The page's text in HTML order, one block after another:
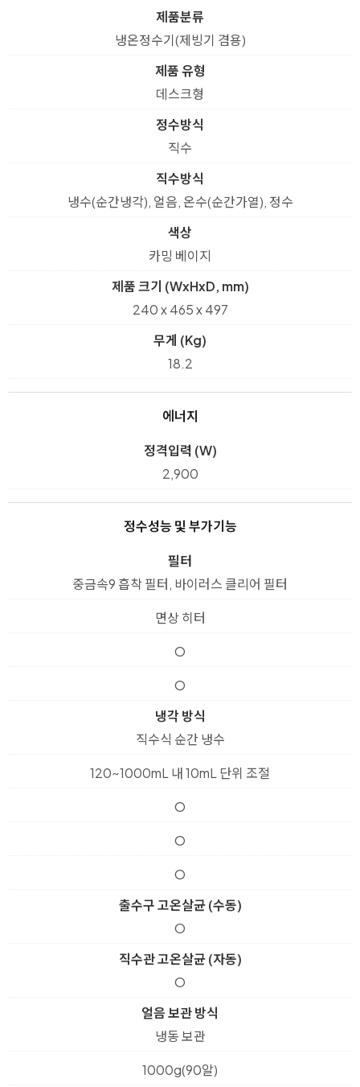
제품분류
냉온정수기(제빙기 겸용)
제품 유형
데스크형
정수방식
직수
직수방식
냉수(순간냉각), 얼음, 온수(순간가열), 정수
색상
카밍 베이지
제품 크기 (WxHxD, mm)
240 x 465 x 497
무게 (Kg)
18.2
에너지
정격입력 (W)
2,900
정수성능 및 부가기능
필터
중금속9 흡착 필터, 바이러스 클리어 필터
면상 히터
O
O
냉각 방식
직수식 순간 냉수
120~1000mL 내 10mL 단위 조절
O
O
O
출수구 고온살균 (수동)
O
직수관 고온살균 (자동)
O
얼음 보관 방식
냉동 보관
1000g(90알)